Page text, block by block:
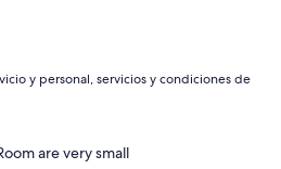
y personal, servicios y condiciones de
are very small